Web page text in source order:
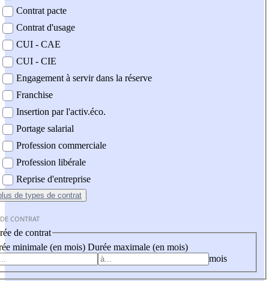
Contrat pacte
Contrat d'usage
CUI - CAE
CUI - CIE
Engagement à servir dans la réserve
Franchise
Insertion par l'activ.éco.
Portage salarial
Profession commerciale
Profession libérale
Reprise d'entreprise
de types de contrat
CONTRAT
de contrat
minimale (en mois) Durée maximale (en mois)
mois